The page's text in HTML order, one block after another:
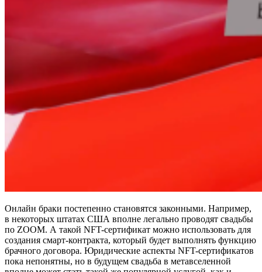
Онлайн браки постепенно становятся законными. Например,
в некоторых штатах США вполне легально проводят свадьбы
по ZOOM. А такой NFT-сертификат можно использовать для
создания смарт-контракта, который будет выполнять функцию
брачного договора. Юридические аспекты NFT-сертификатов
пока непонятны, но в будущем свадьба в метавселенной